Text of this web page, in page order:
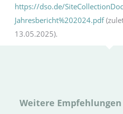
https://dso.de/
Jahresbericht%202024.pdf
13.05.2025).
Weitere